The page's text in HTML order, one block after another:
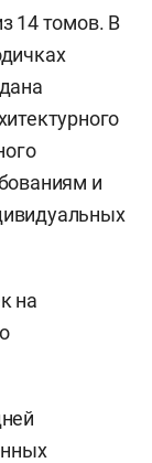
14 томов. В
и
на